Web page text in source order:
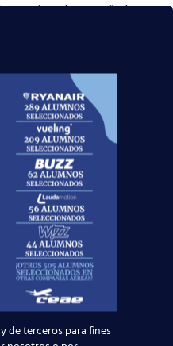
lo que añade
te ofrezca variedad,
la carrera de
esta oportunidad .
TCP y comienza a
y muchos más que
6 millones de
para quienes
de terceros para fines